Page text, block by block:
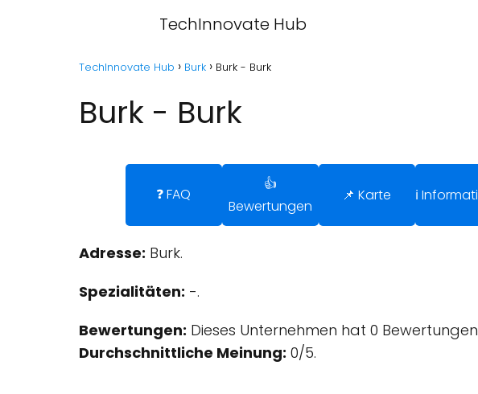
TechInnovate Hub
TechInnovate Hub Burk Burk - Burk
Burk - Burk
❓ FAQ
👍
Bewertungen
📌 Karte ℹ️
Adresse: Burk.
Spezialitäten: -.
Bewertungen: Dieses Unternehmen hat 0
Durchschnittliche Meinung: 0/5.